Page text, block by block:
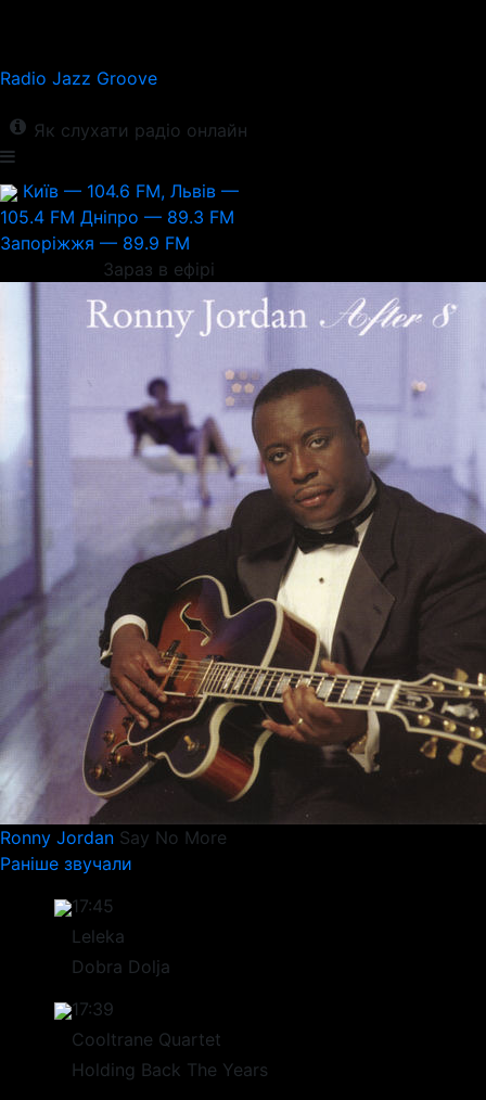
Radio Jazz Groove
Як слухати радіо онлайн
Київ — 104.6 FM, Львів —
105.4 FM Дніпро — 89.3 FM
Запоріжжя — 89.9 FM
Зараз в ефірі
Ronny Jordan Say No More
Раніше звучали
17:45
Leleka
Dobra Dolja
17:39
Cooltrane Quartet
Holding Back The Years